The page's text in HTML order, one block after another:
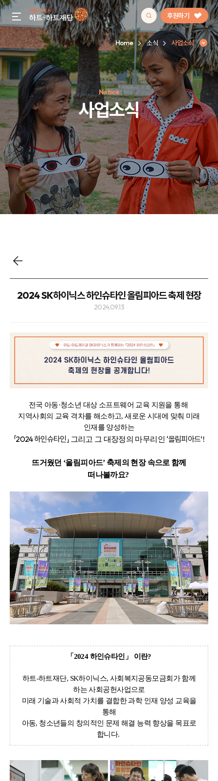
gnb menu open 후원하기
인기 키워드
#정기후원#하트플레이스#캠페인#팬덤후원
Home 소식 사업소식
Notice
사업소식
사업소식
2024 SK하이닉스 하인슈타인 올림피아드 축제 현장
2024.09.13
전국 아동·청소년 대상 소프트웨어 교육 지원을 통해
지역사회의 교육 격차를 해소하고, 새로운 시대에 맞춰 미래
인재를 양성하는
「2024 하인슈타인」 그리고 그 대장정의 마무리인 ‘올림피아드’!
뜨거웠던 ‘올림피아드’ 축제의 현장 속으로 함께
떠나볼까요?
「2024 하인슈타인」 이란?
하트-하트재단, SK하이닉스, 사회복지공동모금회가 함께
하는 사회공헌사업으로
미래 기술과 사회적 가치를 결합한 과학 인재 양성 교육을
통해
아동, 청소년들의 창의적인 문제 해결 능력 향상을 목표로
합니다.